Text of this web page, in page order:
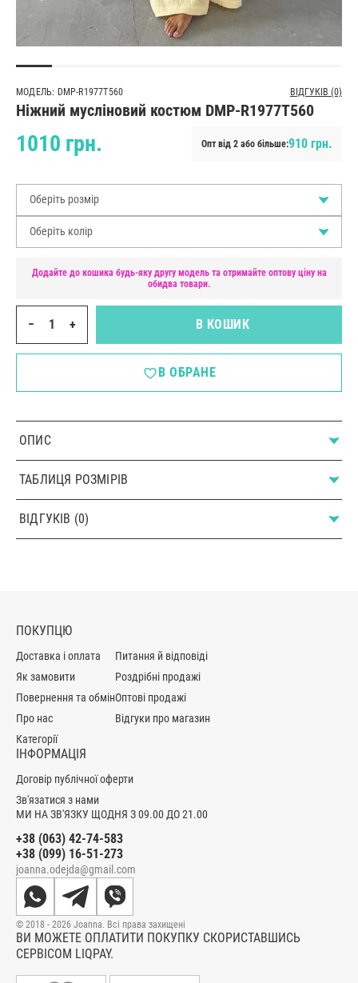
МОДЕЛЬ: DMP-R1977T560 ВІДГУКІВ (0)
Ніжний мусліновий костюм DMP-R1977T560
1010 грн. Опт від 2 або більше:910 грн.
Оберіть розмір
Оберіть колір
Додайте до кошика будь-яку другу модель та отримайте оптову ціну на
обидва товари.
− + В КОШИК
В ОБРАНЕ
ОПИС
ТАБЛИЦЯ РОЗМІРІВ
ВІДГУКІВ (0)
МИ НА ЗВ'ЯЗКУ ЩОДНЯ З 09.00 ДО 21.00
+38 (063) 42-74-583
+38 (099) 16-51-273
joanna.odejda@gmail.com
ПОКУПЦЮ
Доставка і оплата
Як замовити
Повернення та обмін
Про нас
Категорії
Питання й відповіді
Роздрібні продажі
Оптові продажі
Відгуки про магазин
ІНФОРМАЦІЯ
Договір публічної оферти
Зв'язатися з нами
ВИ МОЖЕТЕ ОПЛАТИТИ ПОКУПКУ СКОРИСТАВШИСЬ
СЕРВІСОМ LIQPAY.
© 2018 - 2026 Joanna. Всі права захищені